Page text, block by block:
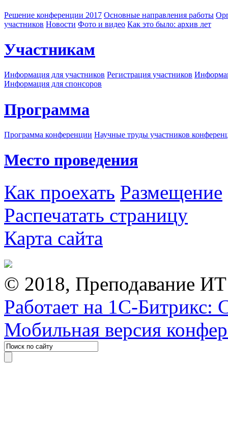
Решение конференции 2017 Основные направления работы
участников Новости Фото и видео Как это было: архив лет
Участникам
Информация для участников Регистрация участников
Информация для спонсоров
Программа
Программа конференции Научные труды участников
Место проведения
Как проехать Размещение
Распечатать страницу
Карта сайта
© 2018, Преподавание
Работает на 1С-Битрикс:
Мобильная версия